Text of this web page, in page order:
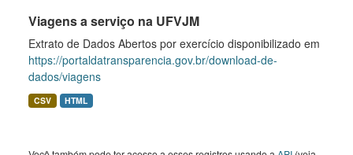
Viagens a serviço na UFVJM
Extrato de Dados Abertos por exercício disponibilizado em
https://portaldatransparencia.gov.br/download-de-
dados/viagens
CSV HTML